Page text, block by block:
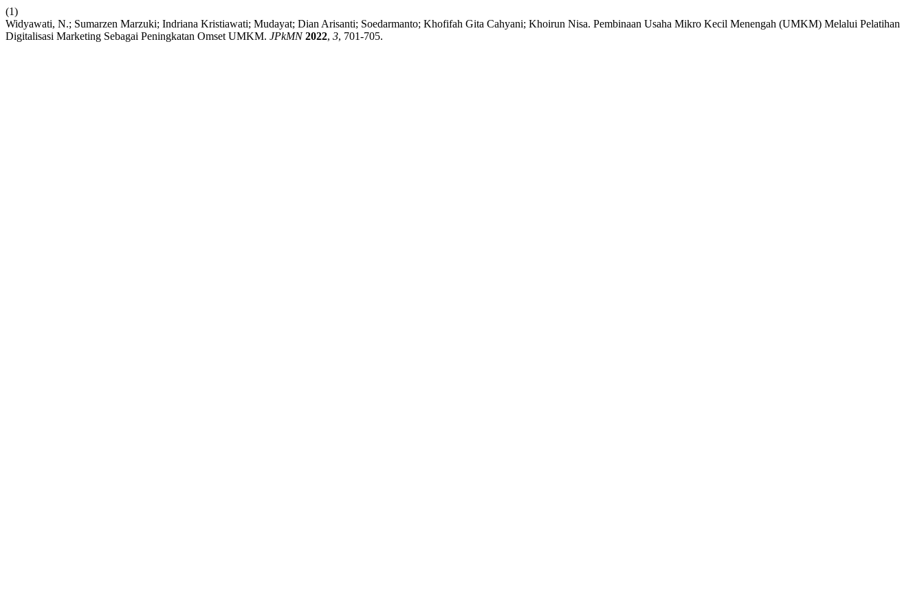
(1)
Widyawati, N.; Sumarzen Marzuki; Indriana Kristiawati; Mudayat; Dian Arisanti; Soedarmanto; Khofifah Gita Cahyani; Khoirun Nisa. Pembinaan Usaha Mikro Kecil Menengah (UMKM) Melalui Pelatihan
Digitalisasi Marketing Sebagai Peningkatan Omset UMKM. JPkMN 2022, 3, 701-705.